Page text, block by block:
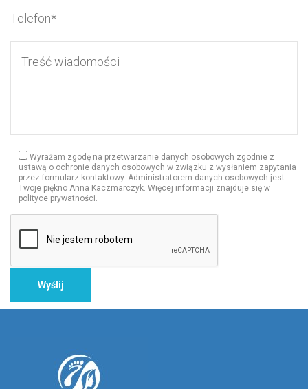
Wyrażam zgodę na przetwarzanie danych osobowych zgodnie z
ustawą o ochronie danych osobowych w związku z wysłaniem zapytania
przez formularz kontaktowy. Administratorem danych osobowych jest
Twoje piękno Anna Kaczmarczyk. Więcej informacji znajduje się w
polityce prywatności.